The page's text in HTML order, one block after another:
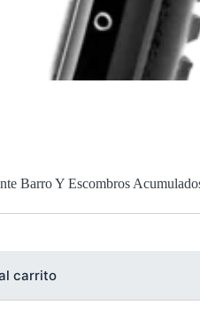
Barro Y Escombros
carrito